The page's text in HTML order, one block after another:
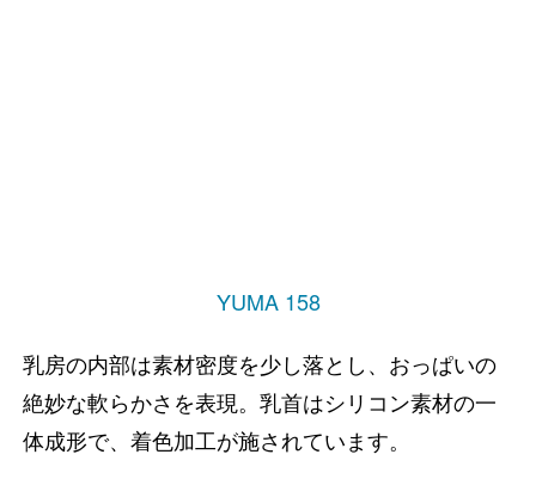
YUMA 158
乳房の内部は素材密度を少し落とし、おっぱいの
絶妙な軟らかさを表現。乳首はシリコン素材の一
体成形で、着色加工が施されています。